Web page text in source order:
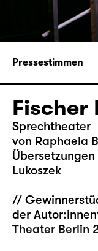
Pressestimmen
Fischer
Sprechtheater
von Raphaela
Lukoszek
//
der
Theater Berlin